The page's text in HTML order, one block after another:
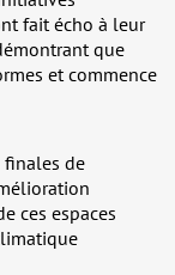
fait écho à leur
que
et commence
finales de
ces espaces